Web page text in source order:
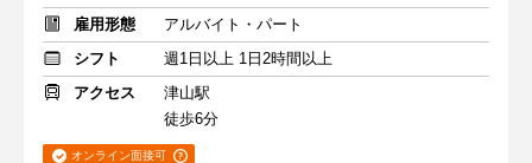
雇用形態
アルバイト・パート
シフト
週1日以上 1日2時間以上
アクセス
津山駅
徒歩6分
オンライン面接可